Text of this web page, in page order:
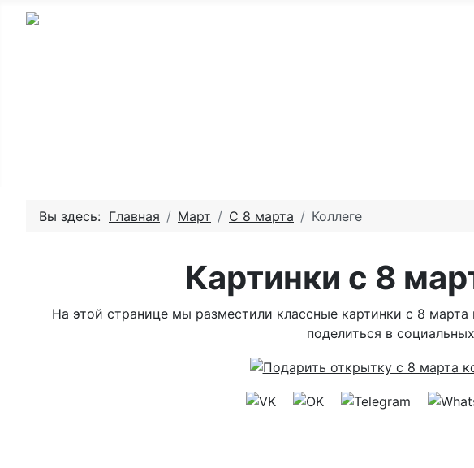
Вы здесь: Главная Март С 8 марта Коллеге
Картинки с 8
На этой странице мы разместили классные картинки с 8
поделиться в